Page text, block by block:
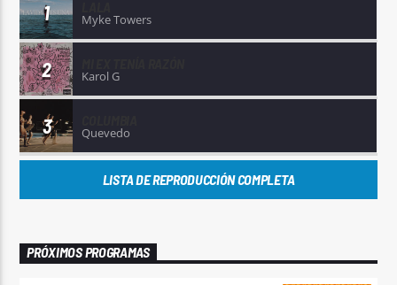
1 Myke Towers
2 Karol G
3 Quevedo
LISTA DE REPRODUCCIÓN COMPLETA
PRÓXIMOS PROGRAMAS